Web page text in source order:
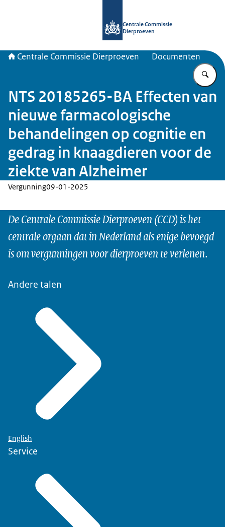
Centrale Commissie
Dierproeven
Centrale Commissie Dierproeven Documenten
NTS 20185265-BA Effecten van
nieuwe farmacologische
behandelingen op cognitie en
gedrag in knaagdieren voor de
ziekte van Alzheimer
Vergunning09-01-2025
De Centrale Commissie Dierproeven (CCD) is het
centrale orgaan dat in Nederland als enige bevoegd
is om vergunningen voor dierproeven te verlenen.
Andere talen
English
Service